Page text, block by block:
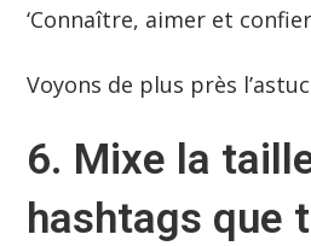
‘Connaître, aimer et
Voyons de plus près
6. Mixe la
hashtags que